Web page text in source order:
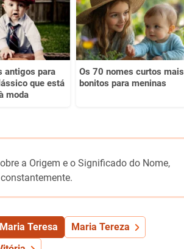
antigos para
que está
moda
Os 70 nomes curtos mais
bonitos para meninas
a Origem e o Significado do Nome,
Maria Teresa
Maria Tereza